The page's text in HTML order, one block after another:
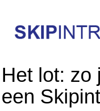
Het lot: zo
een